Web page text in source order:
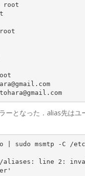
root
ーとなった．alias先はユ
| sudo msmtp -C /
aliases: line 2: